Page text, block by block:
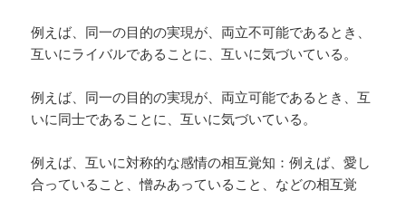
例えば、同一の目的の実現が、両立不可能であるとき、
互いにライバルであることに、互いに気づいている。
例えば、同一の目的の実現が、両立可能であるとき、互
いに同士であることに、互いに気づいている。
例えば、互いに対称的な感情の相互覚知：例えば、愛し
合っていること、憎みあっていること、などの相互覚